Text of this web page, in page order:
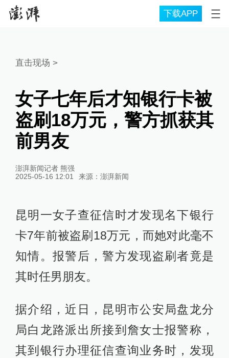
下载APP
直击现场 >
女子七年后才知银行卡被
盗刷18万元，警方抓获其
前男友
澎湃新闻记者 熊强
2025-05-16 12:01
来源： 澎湃新闻
昆明一女子查征信时才发现名下银行
卡7年前被盗刷18万元，而她对此毫不
知情。报警后，警方发现盗刷者竟是
其时任男朋友。
据介绍，近日，昆明市公安局盘龙分
局白龙路派出所接到詹女士报警称，
其到银行办理征信查询业务时，发现